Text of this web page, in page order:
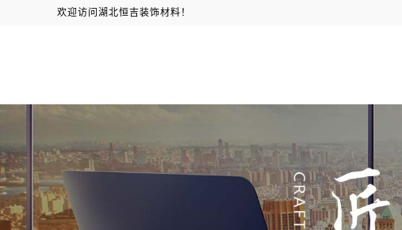
欢迎访问湖北恒吉装饰材料！